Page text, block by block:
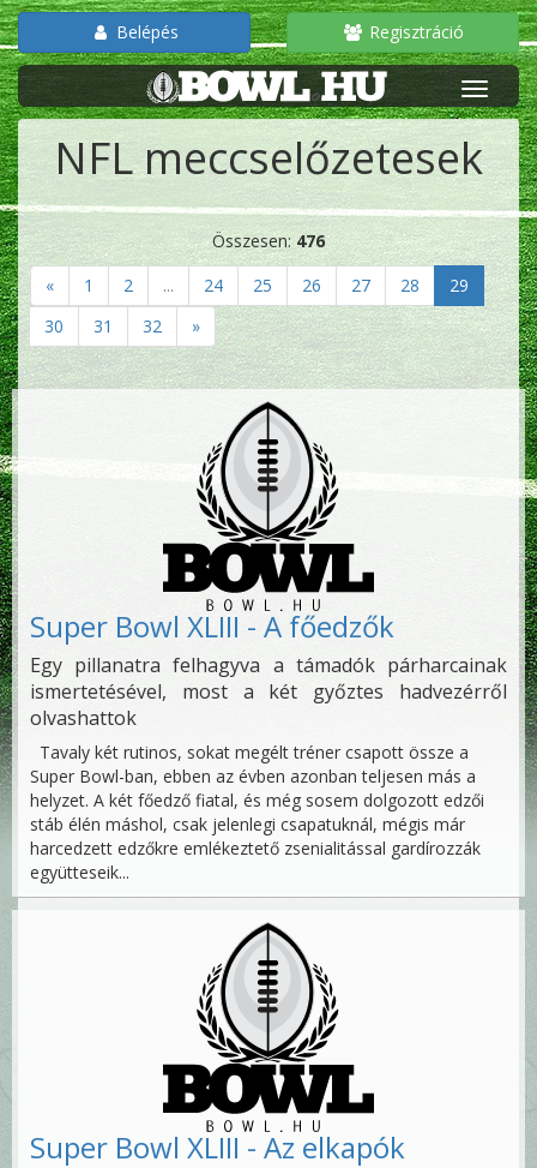
Belépés Regisztráció
NFL meccselőzetesek
Összesen: 476
«
1 2 ... 24 25 26 27 28
29
30
31 32 »
Super Bowl XLIII - A főedzők
Egy pillanatra felhagyva a támadók párharcainak
ismertetésével, most a két győztes hadvezérről
olvashattok
Tavaly két rutinos, sokat megélt tréner csapott össze a
Super Bowl-ban, ebben az évben azonban teljesen más a
helyzet. A két főedző fiatal, és még sosem dolgozott edzői
stáb élén máshol, csak jelenlegi csapatuknál, mégis már
harcedzett edzőkre emlékeztető zsenialitással gardírozzák
együtteseik...
Super Bowl XLIII - Az elkapók